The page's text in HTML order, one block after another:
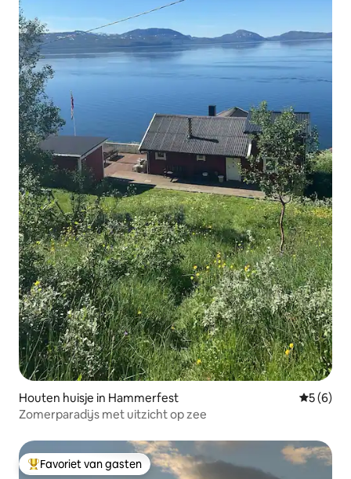
Houten huisje in Hammerfest
5 (6)
Zomerparadijs met uitzicht op zee
Topfavoriet van gasten
Favoriet van gasten